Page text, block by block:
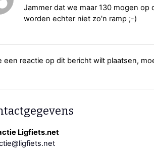
Jammer dat we maar 130 mogen
worden echter niet zo'n ramp ;-)
een reactie op dit bericht wilt plaatsen,
Ligfiets.net